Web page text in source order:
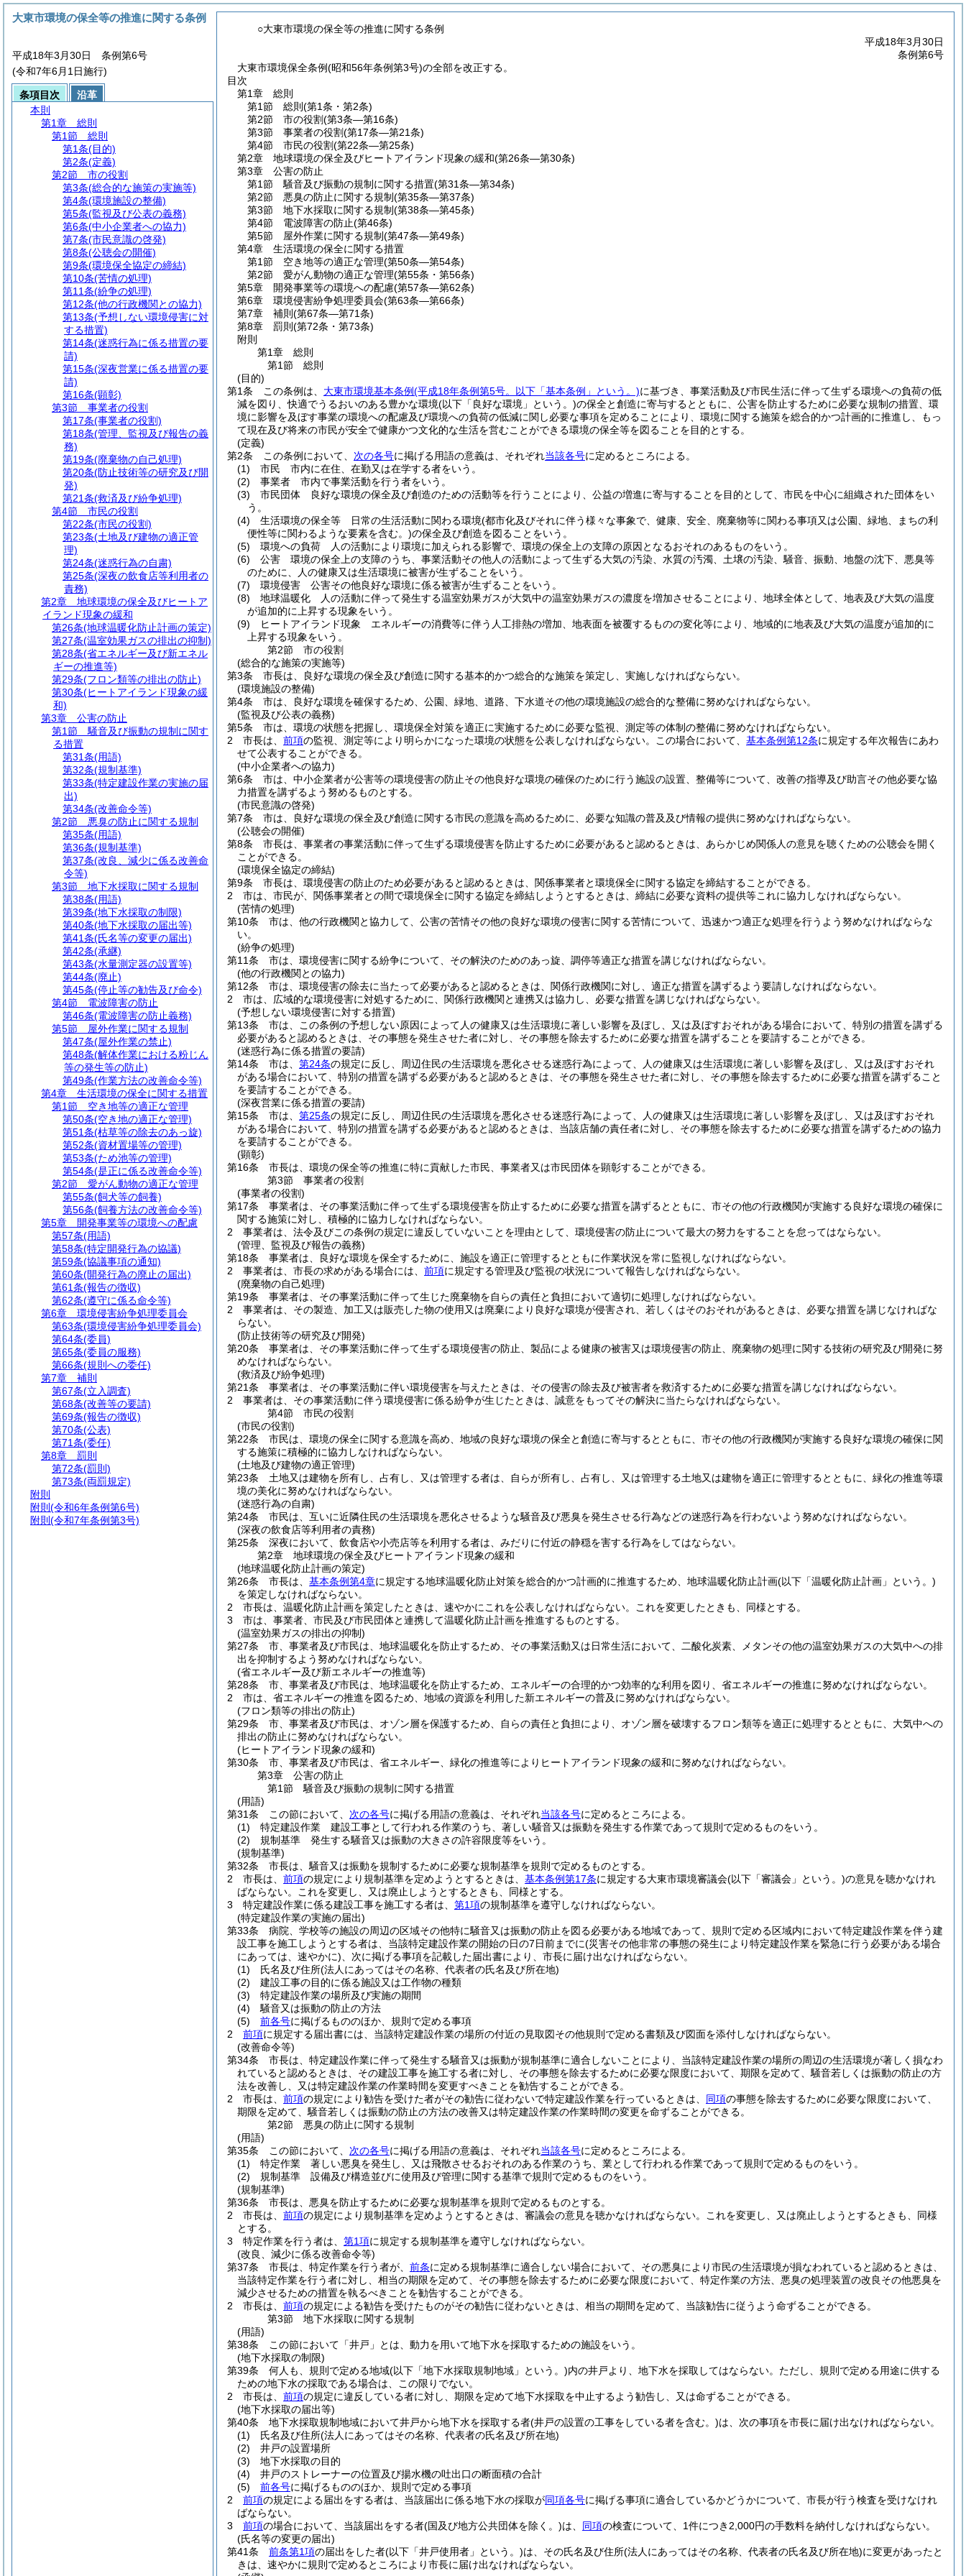
○大東市環境の保全等の推進に関する条例
平成18年3月30日
条例第6号
大東市環境保全条例(昭和56年条例第3号)の全部を改正する。
目次
第1章
総則
第1節
総則 (第1条・第2条)
第2節
市の役割(第3条―第16条)
第3節
事業者の役割(第17条―第21条)
第4節
市民の役割(第22条―第25条)
第2章
地球環境の保全及びヒートアイランド現象の緩和(第26条―第30条)
第3章
公害の防止
第1節
騒音及び振動の規制に関する措置(第31条―第34条)
第2節
悪臭の防止に関する規制(第35条―第37条)
第3節
地下水採取に関する規制(第38条―第45条)
第4節
電波障害の防止(第46条)
第5節
屋外作業に関する規制(第47条―第49条)
第4章
生活環境の保全に関する措置
第1節
空き地等の適正な管理(第50条―第54条)
第2節
愛がん動物の適正な管理(第55条・第56条)
第5章
開発事業等の環境への配慮(第57条―第62条)
第6章
環境侵害紛争処理委員会(第63条―第66条)
第7章
補則 (第67条―第71条)
第8章
罰則 (第72条・第73条)
附則
第1章
総則
第1節
総則
(目的)
第1条
この条例は、 大東市環境基本条例(平成18年条例第5号。以下「基本条例」という。)に基づき、事業活動及び市民生活に伴って生ずる環境への負荷の低
減を図り、快適でうるおいのある豊かな環境(以下「良好な環境」という。)の保全と創造に寄与するとともに、公害を防止するために必要な規制の措置、環
境に影響を及ぼす事業の環境への配慮及び環境への負荷の低減に関し必要な事項を定めることにより、環境に関する施策を総合的かつ計画的に推進し、もっ
て現在及び将来の市民が安全で健康かつ文化的な生活を営むことができる環境の保全等を図ることを目的とする。
(定義)
第2条
この条例において、 次の各号に掲げる用語の意義は、それぞれ当該各号に定めるところによる。
(1)
市民 市内に在住、在勤又は在学する者をいう。
(2)
事業者 市内で事業活動を行う者をいう。
(3)
市民団体 良好な環境の保全及び創造のための活動等を行うことにより、公益の増進に寄与することを目的として、市民を中心に組織された団体をい
う。
(4)
生活環境の保全等 日常の生活活動に関わる環境(都市化及びそれに伴う様々な事象で、健康、安全、廃棄物等に関わる事項又は公園、緑地、まちの利
便性等に関わるような要素を含む。)の保全及び創造を図ることをいう。
(5)
環境への負荷 人の活動により環境に加えられる影響で、環境の保全上の支障の原因となるおそれのあるものをいう。
(6)
公害 環境の保全上の支障のうち、事業活動その他人の活動によって生ずる大気の汚染、水質の汚濁、土壌の汚染、騒音、振動、地盤の沈下、悪臭等
のために、人の健康又は生活環境に被害が生ずることをいう。
(7)
環境侵害 公害その他良好な環境に係る被害が生ずることをいう。
(8)
地球温暖化 人の活動に伴って発生する温室効果ガスが大気中の温室効果ガスの濃度を増加させることにより、地球全体として、地表及び大気の温度
が追加的に上昇する現象をいう。
(9)
ヒートアイランド現象 エネルギーの消費等に伴う人工排熱の増加、地表面を被覆するものの変化等により、地域的に地表及び大気の温度が追加的に
上昇する現象をいう。
第2節
市の役割
(総合的な施策の実施等)
第3条
市長は、良好な環境の保全及び創造に関する基本的かつ総合的な施策を策定し、実施しなければならない。
(環境施設の整備)
第4条
市は、良好な環境を確保するため、公園、緑地、道路、下水道その他の環境施設の総合的な整備に努めなければならない。
(監視及び公表の義務)
第5条
市は、環境の状態を把握し、環境保全対策を適正に実施するために必要な監視、測定等の体制の整備に努めなければならない。
2
市長は、 前項の監視、測定等により明らかになった環境の状態を公表しなければならない。 この場合において、 基本条例第12条に規定する年次報告にあわ
せて公表することができる。
(中小企業者への協力)
第6条
市は、中小企業者が公害等の環境侵害の防止その他良好な環境の確保のために行う施設の設置、整備等について、改善の指導及び助言その他必要な協
力措置を講ずるよう努めるものとする。
(市民意識の啓発)
第7条
市は、良好な環境の保全及び創造に関する市民の意識を高めるために、必要な知識の普及及び情報の提供に努めなければならない。
(公聴会の開催)
第8条
市長は、事業者の事業活動に伴って生ずる環境侵害を防止するために必要があると認めるときは、あらかじめ関係人の意見を聴くための公聴会を開く
ことができる。
(環境保全協定の締結)
第9条
市長は、環境侵害の防止のため必要があると認めるときは、関係事業者と環境保全に関する協定を締結することができる。
2
市は、市民が、関係事業者との間で環境保全に関する協定を締結しようとするときは、締結に必要な資料の提供等これに協力しなければならない。
(苦情の処理)
第10条
市は、他の行政機関と協力して、公害の苦情その他の良好な環境の侵害に関する苦情について、迅速かつ適正な処理を行うよう努めなければならな
い。
(紛争の処理)
第11条
市は、環境侵害に関する紛争について、その解決のためのあっ旋、調停等適正な措置を講じなければならない。
(他の行政機関との協力)
第12条
市は、環境侵害の除去に当たって必要があると認めるときは、関係行政機関に対し、適正な措置を講ずるよう要請しなければならない。
2
市は、広域的な環境侵害に対処するために、関係行政機関と連携又は協力し、必要な措置を講じなければならない。
(予想しない環境侵害に対する措置)
第13条
市は、この条例の予想しない原因によって人の健康又は生活環境に著しい影響を及ぼし、又は及ぼすおそれがある場合において、特別の措置を講ずる
必要があると認めるときは、その事態を発生させた者に対し、その事態を除去するために必要な措置を講ずることを要請することができる。
(迷惑行為に係る措置の要請)
第14条
市は、 第24条の規定に反し、周辺住民の生活環境を悪化させる迷惑行為によって、人の健康又は生活環境に著しい影響を及ぼし、又は及ぼすおそれ
がある場合において、特別の措置を講ずる必要があると認めるときは、その事態を発生させた者に対し、その事態を除去するために必要な措置を講ずること
を要請することができる。
(深夜営業に係る措置の要請)
第15条
市は、 第25条の規定に反し、周辺住民の生活環境を悪化させる迷惑行為によって、人の健康又は生活環境に著しい影響を及ぼし、又は及ぼすおそれ
がある場合において、特別の措置を講ずる必要があると認めるときは、当該店舗の責任者に対し、その事態を除去するために必要な措置を講ずるための協力
を要請することができる。
(顕彰)
第16条
市長は、環境の保全等の推進に特に貢献した市民、事業者又は市民団体を顕彰することができる。
第3節
事業者の役割
(事業者の役割)
第17条
事業者は、その事業活動に伴って生ずる環境侵害を防止するために必要な措置を講ずるとともに、市その他の行政機関が実施する良好な環境の確保に
関する施策に対し、積極的に協力しなければならない。
2
事業者は、法令及びこの条例の規定に違反していないことを理由として、環境侵害の防止について最大の努力をすることを怠ってはならない。
(管理、監視及び報告の義務)
第18条
事業者は、良好な環境を保全するために、施設を適正に管理するとともに作業状況を常に監視しなければならない。
2
事業者は、市長の求めがある場合には、 前項に規定する管理及び監視の状況について報告しなければならない。
(廃棄物の自己処理)
第19条
事業者は、その事業活動に伴って生じた廃棄物を自らの責任と負担において適切に処理しなければならない。
2
事業者は、その製造、加工又は販売した物の使用又は廃棄により良好な環境が侵害され、若しくはそのおそれがあるときは、必要な措置を講じなければな
らない。
(防止技術等の研究及び開発)
第20条
事業者は、その事業活動に伴って生ずる環境侵害の防止、製品による健康の被害又は環境侵害の防止、廃棄物の処理に関する技術の研究及び開発に努
めなければならない。
(救済及び紛争処理)
第21条
事業者は、その事業活動に伴い環境侵害を与えたときは、その侵害の除去及び被害者を救済するために必要な措置を講じなければならない。
2
事業者は、その事業活動に伴う環境侵害に係る紛争が生じたときは、誠意をもってその解決に当たらなければならない。
第4節
市民の役割
(市民の役割)
第22条
市民は、環境の保全に関する意識を高め、地域の良好な環境の保全と創造に寄与するとともに、市その他の行政機関が実施する良好な環境の確保に関
する施策に積極的に協力しなければならない。
(土地及び建物の適正管理)
第23条
土地又は建物を所有し、占有し、又は管理する者は、自らが所有し、占有し、又は管理する土地又は建物を適正に管理するとともに、緑化の推進等環
境の美化に努めなければならない。
(迷惑行為の自粛)
第24条
市民は、互いに近隣住民の生活環境を悪化させるような騒音及び悪臭を発生させる行為などの迷惑行為を行わないよう努めなければならない。
(深夜の飲食店等利用者の責務)
第25条
深夜において、飲食店や小売店等を利用する者は、みだりに付近の静穏を害する行為をしてはならない。
第2章
地球環境の保全及びヒートアイランド現象の緩和
(地球温暖化防止計画の策定)
第26条
市長は、 基本条例第4章に規定する地球温暖化防止対策を総合的かつ計画的に推進するため、地球温暖化防止計画(以下「温暖化防止計画」という。)
を策定しなければならない。
2
市長は、温暖化防止計画を策定したときは、速やかにこれを公表しなければならない。
これを変更したときも、同様とする。
3
市は、事業者、市民及び市民団体と連携して温暖化防止計画を推進するものとする。
(温室効果ガスの排出の抑制)
第27条
市、事業者及び市民は、地球温暖化を防止するため、その事業活動又は日常生活において、二酸化炭素、メタンその他の温室効果ガスの大気中への排
出を抑制するよう努めなければならない。
(省エネルギー及び新エネルギーの推進等)
第28条
市、事業者及び市民は、地球温暖化を防止するため、エネルギーの合理的かつ効率的な利用を図り、省エネルギーの推進に努めなければならない。
2
市は、省エネルギーの推進を図るため、地域の資源を利用した新エネルギーの普及に努めなければならない。
(フロン類等の排出の防止)
第29条
市、事業者及び市民は、オゾン層を保護するため、自らの責任と負担により、オゾン層を破壊するフロン類等を適正に処理するとともに、大気中への
排出の防止に努めなければならない。
(ヒートアイランド現象の緩和)
第30条
市、事業者及び市民は、省エネルギー、緑化の推進等によりヒートアイランド現象の緩和に努めなければならない。
第3章
公害の防止
第1節
騒音及び振動の規制に関する措置
(用語)
第31条
この節において、 次の各号に掲げる用語の意義は、それぞれ当該各号に定めるところによる。
(1)
特定建設作業 建設工事として行われる作業のうち、著しい騒音又は振動を発生する作業であって規則で定めるものをいう。
(2)
規制基準 発生する騒音又は振動の大きさの許容限度等をいう。
(規制基準)
第32条
市長は、騒音又は振動を規制するために必要な規制基準を規則で定めるものとする。
2
市長は、 前項の規定により規制基準を定めようとするときは、 基本条例第17条に規定する大東市環境審議会(以下「審議会」という。)の意見を聴かなけれ
ばならない。
これを変更し、又は廃止しようとするときも、同様とする。
3
特定建設作業に係る建設工事を施工する者は、 第1項の規制基準を遵守しなければならない。
(特定建設作業の実施の届出)
第33条
病院、学校等の施設の周辺の区域その他特に騒音又は振動の防止を図る必要がある地域であって、規則で定める区域内において特定建設作業を伴う建
設工事を施工しようとする者は、当該特定建設作業の開始の日の7日前までに(災害その他非常の事態の発生により特定建設作業を緊急に行う必要がある場合
にあっては、速やかに) 、次に掲げる事項を記載した届出書により、市長に届け出なければならない。
(1)
氏名及び住所(法人にあってはその名称、代表者の氏名及び所在地)
(2)
建設工事の目的に係る施設又は工作物の種類
(3)
特定建設作業の場所及び実施の期間
(4)
騒音又は振動の防止の方法
(5)
前各号に掲げるもののほか、規則で定める事項
2
前項に規定する届出書には、当該特定建設作業の場所の付近の見取図その他規則で定める書類及び図面を添付しなければならない。
(改善命令等)
第34条
市長は、特定建設作業に伴って発生する騒音又は振動が規制基準に適合しないことにより、当該特定建設作業の場所の周辺の生活環境が著しく損なわ
れていると認めるときは、その建設工事を施工する者に対し、その事態を除去するために必要な限度において、期限を定めて、騒音若しくは振動の防止の方
法を改善し、又は特定建設作業の作業時間を変更すべきことを勧告することができる。
2
市長は、 前項の規定により勧告を受けた者がその勧告に従わないで特定建設作業を行っているときは、 同項の事態を除去するために必要な限度において、
期限を定めて、騒音若しくは振動の防止の方法の改善又は特定建設作業の作業時間の変更を命ずることができる。
第2節
悪臭の防止に関する規制
(用語)
第35条
この節において、 次の各号に掲げる用語の意義は、それぞれ当該各号に定めるところによる。
(1)
特定作業 著しい悪臭を発生し、又は飛散させるおそれのある作業のうち、業として行われる作業であって規則で定めるものをいう。
(2)
規制基準 設備及び構造並びに使用及び管理に関する基準で規則で定めるものをいう。
(規制基準)
第36条
市長は、悪臭を防止するために必要な規制基準を規則で定めるものとする。
2
市長は、 前項の規定により規制基準を定めようとするときは、審議会の意見を聴かなければならない。
これを変更し、又は廃止しようとするときも、同様
とする。
3
特定作業を行う者は、 第1項に規定する規制基準を遵守しなければならない。
(改良、減少に係る改善命令等)
第37条
市長は、特定作業を行う者が、 前条に定める規制基準に適合しない場合において、その悪臭により市民の生活環境が損なわれていると認めるときは、
当該特定作業を行う者に対し、相当の期限を定めて、その事態を除去するために必要な限度において、特定作業の方法、悪臭の処理装置の改良その他悪臭を
減少させるための措置を執るべきことを勧告することができる。
2
市長は、 前項の規定による勧告を受けたものがその勧告に従わないときは、相当の期間を定めて、当該勧告に従うよう命ずることができる。
第3節
地下水採取に関する規制
(用語)
第38条
この節において「井戸」とは、動力を用いて地下水を採取するための施設をいう。
(地下水採取の制限)
第39条
何人も、規則で定める地域(以下「地下水採取規制地域」という。)内の井戸より、地下水を採取してはならない。 ただし、規則で定める用途に供する
ための地下水の採取である場合は、この限りでない。
2
市長は、 前項の規定に違反している者に対し、期限を定めて地下水採取を中止するよう勧告し、又は命ずることができる。
(地下水採取の届出等)
第40条
地下水採取規制地域において井戸から地下水を採取する者(井戸の設置の工事をしている者を含む。)は、次の事項を市長に届け出なければならない。
(1)
氏名及び住所(法人にあってはその名称、代表者の氏名及び所在地)
(2)
井戸の設置場所
(3)
地下水採取の目的
(4)
井戸のストレーナーの位置及び揚水機の吐出口の断面積の合計
(5)
前各号に掲げるもののほか、規則で定める事項
2
前項の規定による届出をする者は、当該届出に係る地下水の採取が同項各号に掲げる事項に適合しているかどうかについて、市長が行う検査を受けなけれ
ばならない。
3
前項の場合において、当該届出をする者(国及び地方公共団体を除く。)は、 同項の検査について、1件につき2,000円の手数料を納付しなければならない。
(氏名等の変更の届出)
第41条
前条第1項の届出をした者(以下「井戸使用者」という。)は、その氏名及び住所(法人にあってはその名称、代表者の氏名及び所在地)に変更があったと
きは、速やかに規則で定めるところにより市長に届け出なければならない。
大東市環境の保全等の推進に関する条例
平成18年3月30日 条例第6号
(令和7年6月1日施行)
条項目次
沿革
本則
第1章
総則
第1節
総則
第1条(目的)
第2条(定義)
第2節
市の役割
第3条(総合的な施策の実施等)
第4条(環境施設の整備)
第5条(監視及び公表の義務)
第6条(中小企業者への協力)
第7条(市民意識の啓発)
第8条(公聴会の開催)
第9条(環境保全協定の締結)
第10条(苦情の処理)
第11条(紛争の処理)
第12条(他の行政機関との協力)
第13条(予想しない環境侵害に対
する措置)
第14条(迷惑行為に係る措置の要
請)
第15条(深夜営業に係る措置の要
請)
第16条(顕彰)
第3節
事業者の役割
第17条(事業者の役割)
第18条(管理、監視及び報告の義
務)
第19条(廃棄物の自己処理)
第20条(防止技術等の研究及び開
発)
第21条(救済及び紛争処理)
第4節
市民の役割
第22条(市民の役割)
第23条(土地及び建物の適正管
理)
第24条(迷惑行為の自粛)
第25条(深夜の飲食店等利用者の
責務)
第2章
地球環境の保全及びヒートア
イランド現象の緩和
第26条(地球温暖化防止計画の策定)
第27条(温室効果ガスの排出の抑制)
第28条(省エネルギー及び新エネル
ギーの推進等)
第29条(フロン類等の排出の防止)
第30条(ヒートアイランド現象の緩
和)
第3章
公害の防止
第1節
騒音及び振動の規制に関す
る措置
第31条(用語)
第32条(規制基準)
第33条(特定建設作業の実施の届
出)
第34条(改善命令等)
第2節
悪臭の防止に関する規制
第35条(用語)
第36条(規制基準)
第37条(改良、減少に係る改善命
令等)
第3節
地下水採取に関する規制
第38条(用語)
第39条(地下水採取の制限)
第40条(地下水採取の届出等)
第41条(氏名等の変更の届出)
第42条(承継)
第43条(水量測定器の設置等)
第44条(廃止)
第45条(停止等の勧告及び命令)
第4節
電波障害の防止
第46条(電波障害の防止義務)
第5節
屋外作業に関する規制
第47条(屋外作業の禁止)
第48条(解体作業における粉じん
等の発生等の防止)
第49条(作業方法の改善命令等)
第4章
生活環境の保全に関する措置
第1節
空き地等の適正な管理
第50条(空き地の適正な管理)
第51条(枯草等の除去のあっ旋)
第52条(資材置場等の管理)
第53条(ため池等の管理)
第54条(是正に係る改善命令等)
第2節
愛がん動物の適正な管理
第55条(飼犬等の飼養)
第56条(飼養方法の改善命令等)
第5章
開発事業等の環境への配慮
第57条(用語)
第58条(特定開発行為の協議)
第59条(協議事項の通知)
第60条(開発行為の廃止の届出)
第61条(報告の徴収)
第62条(遵守に係る命令等)
第6章
環境侵害紛争処理委員会
第63条(環境侵害紛争処理委員会)
第64条(委員)
第65条(委員の服務)
第66条(規則への委任)
第7章
補則
第67条(立入調査)
第68条(改善等の要請)
第69条(報告の徴収)
第70条(公表)
第71条(委任)
第8章
罰則
第72条(罰則)
第73条(両罰規定)
附則
附則 (令和6年条例第6号)
附則 (令和7年条例第3号)